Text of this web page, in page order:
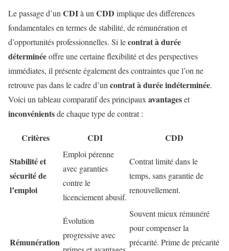
Le passage d’un CDIà un CDD implique des différences
fondamentales en termes de stabilité, de rémunération et
d’opportunités professionnelles. Si lecontrat à durée
déterminéeoffre une certaine flexibilité et des perspectives
immédiates, il présente également des contraintes que l’on ne
retrouve pas dans le cadre d’un contrat à durée indéterminée.
Voici un tableau comparatif des principaux avantageset
inconvénientsde chaque type de contrat :
Critères CDI
CDD
Stabilité et
sécurité de
l’emploi
Emploi pérenne
avec garanties
contre le
licenciement abusif.
Contrat limité dans le
temps, sans garantie de
renouvellement.
Rémunération
Évolution
progressive avec
Souvent mieux rémunéré
pour compenser la
précarité. Prime de précarité